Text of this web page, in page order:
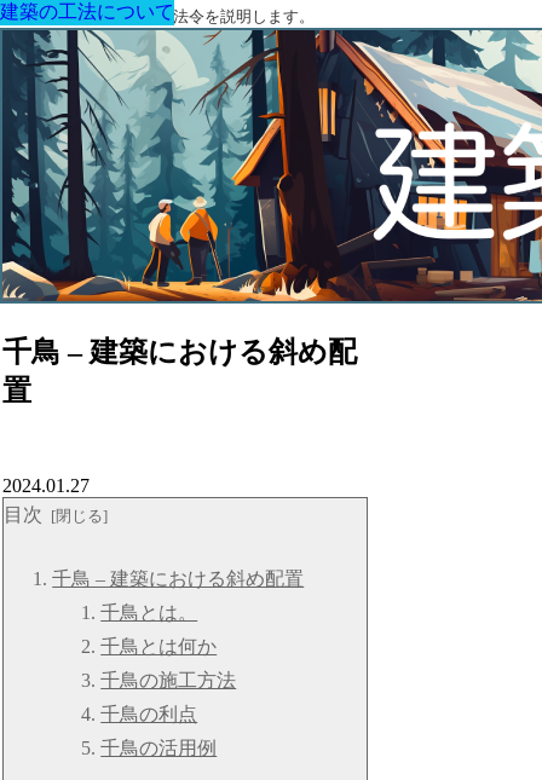
建築に関する用語と関連法令を説明します。
千鳥 – 建築における斜め配
置
建築の工法について
2024.01.27
目次
千鳥 – 建築における斜め配置
千鳥とは。
千鳥とは何か
千鳥の施工方法
千鳥の利点
千鳥の活用例
建築の工法について
建築の工法について
建築の工法について
建築の工法について
建築の工法について
建築の工法について